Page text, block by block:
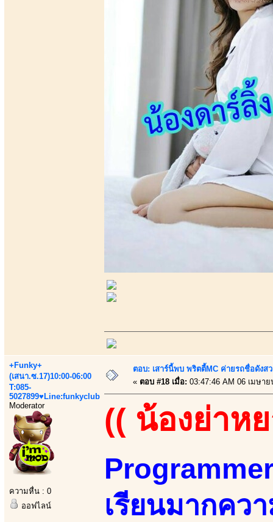
+Funky+
(เสนา.ซ.17)10:00-06:00
T:085-
5027899♥Line:funkyclub
Moderator
ความหื่น : 0
ออฟไลน์
ตอบ: เสาร์นี้พบ พริตตี้MC ค่ายรถชื่อดังส
« ตอบ #18 เมื่อ: 03:47:46 AM 06 เมษาย
(( น้องย่าห
เรียนมากคว